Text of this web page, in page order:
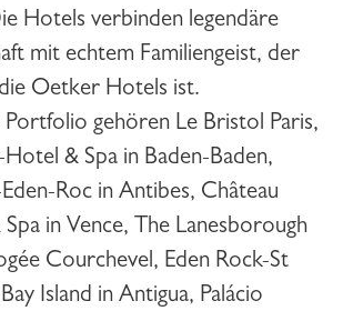
Hotels verbinden legendäre
mit echtem Familiengeist, der
Oetker Hotels ist.
gehören Le Bristol Paris,
& Spa in Baden-Baden,
Roc in Antibes, Château
in Vence, The Lanesborough
Courchevel, Eden Rock-St
Island in Antigua, Palácio